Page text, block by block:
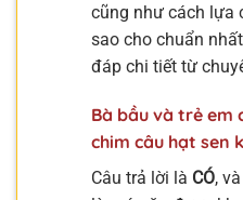
cũng như cách lựa
sao cho chuẩn
đáp chi tiết từ
Bà bầu và trẻ em
chim câu hạt sen
Câu trả lời là CÓ,